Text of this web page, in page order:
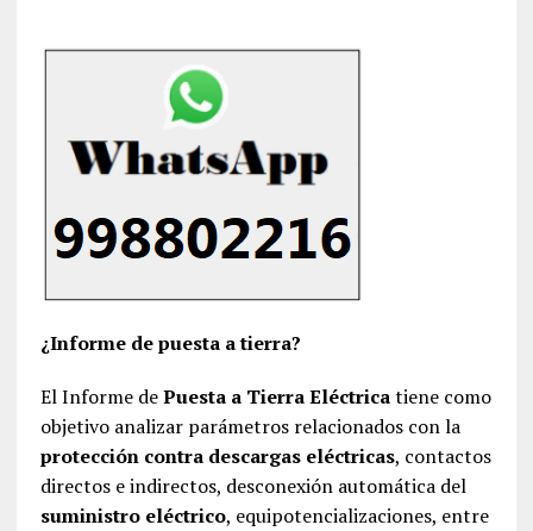
¿Informe de puesta a tierra?
El Informe dePuesta a Tierra Eléctricatiene como
objetivo analizar parámetros relacionados con la
protección contra descargas eléctricas, contactos
directos e indirectos, desconexión automática del
suministro eléctrico, equipotencializaciones, entre